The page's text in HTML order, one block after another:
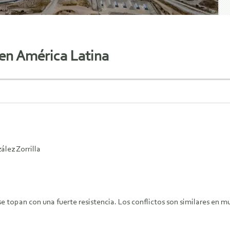
América Latina
Zorrilla
topan con una fuerte resistencia. Los conflictos son similares en